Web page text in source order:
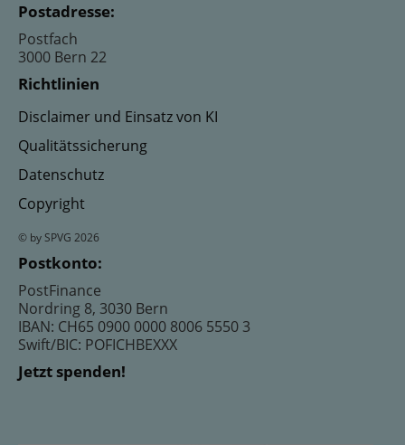
Postadresse:
Postfach
3000 Bern 22
Richtlinien
Disclaimer und Einsatz von KI
Qualitätssicherung
Datenschutz
Copyright
© by SPVG 2026
Postkonto:
PostFinance
Nordring 8, 3030 Bern
IBAN: CH65 0900 0000 8006 5550 3
Swift/BIC: POFICHBEXXX
Jetzt spenden!